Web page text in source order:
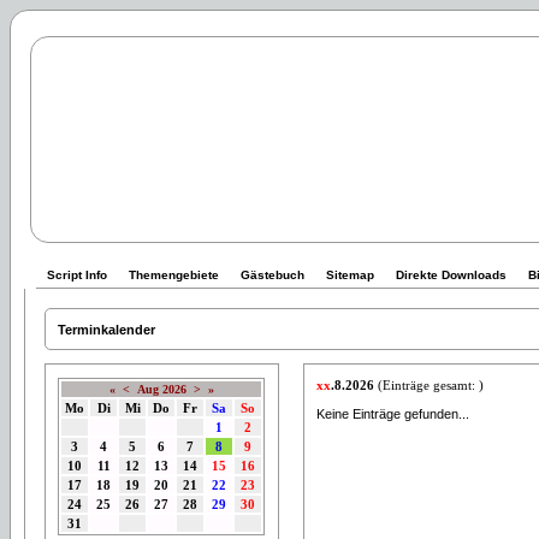
Script Info Themengebiete Gästebuch Sitemap Direkte Downloads
Terminkalender
« < Aug 2026 > »
Mo Di Mi Do Fr Sa
So
1
2
3
4 5 6 7 8
9
10
11 12 13 14 15
16
17
18 19 20 21 22
23
24
25 26 27 28 29
30
31
xx.8.2026 (Einträge gesamt: )
Keine Einträge gefunden...